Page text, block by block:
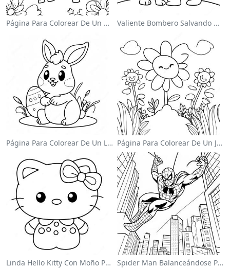
Página Para Colorear De Un Unicornio Mágico En Un Arcoíris Valiente Bombero Salvando Un Gato Para Colorear
Página Para Colorear De Un Lindo Conejo De Pascua Página Para Colorear De Un Jardín De Flores Coloridas
Linda Hello Kitty Con Moño Para Colorear Spider Man Balanceándose Por La Ciudad Para Colorear